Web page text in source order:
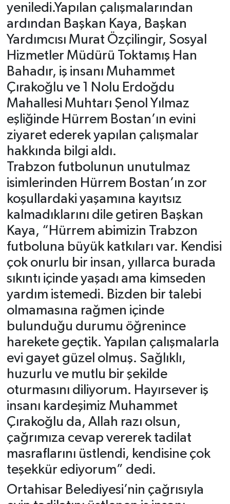
yeniledi.Yapılan çalışmalarından
ardından Başkan Kaya, Başkan
Yardımcısı Murat Özçilingir, Sosyal
Hizmetler Müdürü Toktamış Han
Bahadır, iş insanı Muhammet
Çırakoğlu ve 1 Nolu Erdoğdu
Mahallesi Muhtarı Şenol Yılmaz
eşliğinde Hürrem Bostan’ın evini
ziyaret ederek yapılan çalışmalar
hakkında bilgi aldı.
Trabzon futbolunun unutulmaz
isimlerinden Hürrem Bostan’ın zor
koşullardaki yaşamına kayıtsız
kalmadıklarını dile getiren Başkan
Kaya, “Hürrem abimizin Trabzon
futboluna büyük katkıları var. Kendisi
çok onurlu bir insan, yıllarca burada
sıkıntı içinde yaşadı ama kimseden
yardım istemedi. Bizden bir talebi
olmamasına rağmen içinde
bulunduğu durumu öğrenince
harekete geçtik. Yapılan çalışmalarla
evi gayet güzel olmuş. Sağlıklı,
huzurlu ve mutlu bir şekilde
oturmasını diliyorum. Hayırsever iş
insanı kardeşimiz Muhammet
Çırakoğlu da, Allah razı olsun,
çağrımıza cevap vererek tadilat
masraflarını üstlendi, kendisine çok
teşekkür ediyorum” dedi.
Ortahisar Belediyesi’nin çağrısıyla